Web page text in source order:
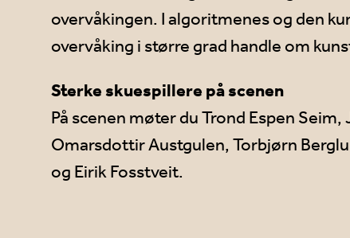
overvåkingen. I algoritmenes og den
overvåking i større grad handle om
Sterke skuespillere på scenen
På scenen møter du Trond Espen
Omarsdottir Austgulen, Torbjørn
og Eirik Fosstveit.